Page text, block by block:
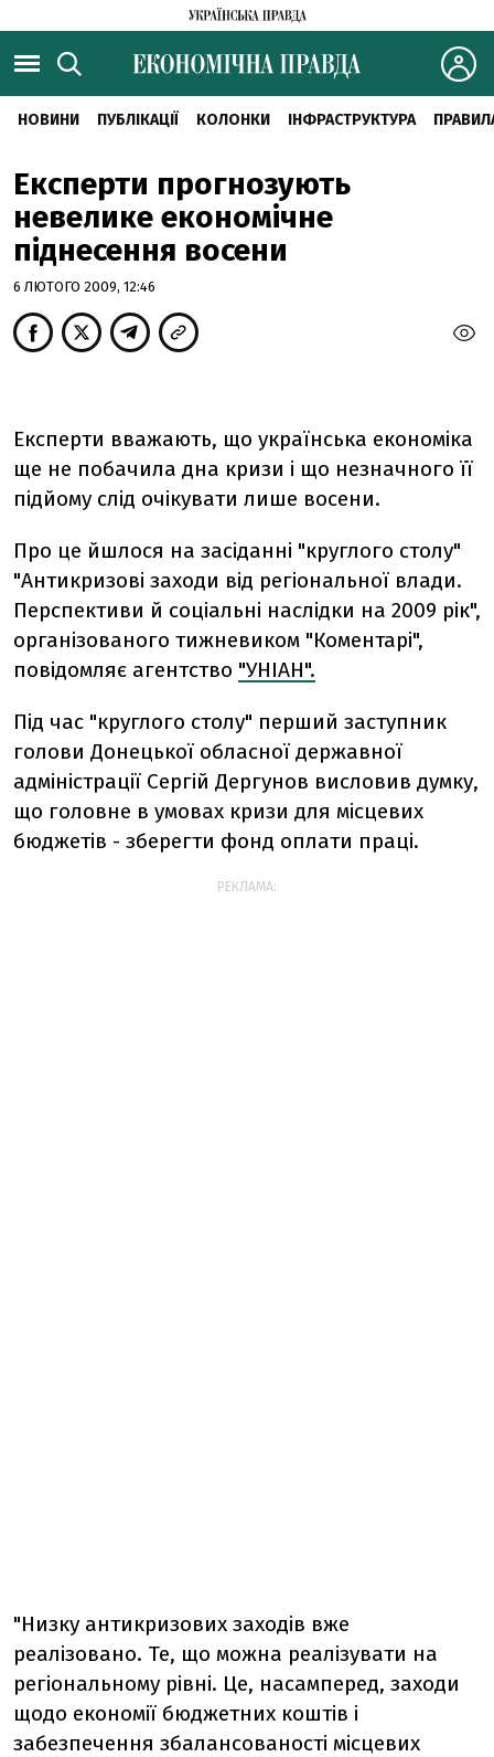
НОВИНИ ПУБЛІКАЦІЇ КОЛОНКИ ІНФРАСТРУКТУРА
Експерти прогнозують
невелике економічне
піднесення восени
6 ЛЮТОГО 2009, 12:46
Експерти вважають, що українська економіка
ще не побачила дна кризи і що незначного її
підйому слід очікувати лише восени.
Про це йшлося на засіданні "круглого столу"
"Антикризові заходи від регіональної влади.
Перспективи й соціальні наслідки на 2009 рік",
організованого тижневиком "Коментарі",
повідомляє агентство "УНІАН".
Під час "круглого столу" перший заступник
голови Донецької обласної державної
адміністрації Сергій Дергунов висловив думку,
що головне в умовах кризи для місцевих
бюджетів - зберегти фонд оплати праці.
РЕКЛАМА:
"Низку антикризових заходів вже
реалізовано. Те, що можна реалізувати на
регіональному рівні. Це, насамперед, заходи
щодо економії бюджетних коштів і
забезпечення збалансованості місцевих